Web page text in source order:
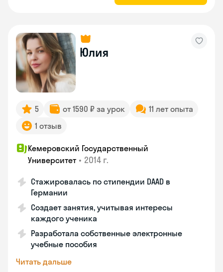
Юлия
5 от 1590 ₽ за урок
11 лет опыта
1 отзыв
Кемеровский Государственный
Университет • 2014 г.
Стажировалась по стипендии DAAD в
Германии
Создает занятия, учитывая интересы
каждого ученика
Разработала собственные электронные
учебные пособия
Читать дальше